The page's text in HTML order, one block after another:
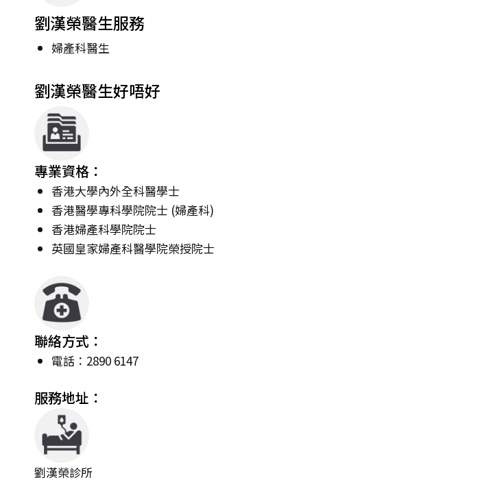
劉漢榮醫生服務
婦產科醫生
劉漢榮醫生好唔好
專業資格：
香港大學內外全科醫學士
香港醫學專科學院院士 (婦產科)
香港婦產科學院院士
英國皇家婦產科醫學院榮授院士
聯絡方式：
電話：2890 6147
服務地址：
劉漢榮診所